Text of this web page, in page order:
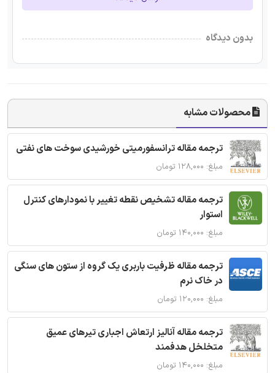
بدون دیدگاه
محصولات مشابه
ترجمه مقاله ترانسفورمیتی خورشیدی سوخت های نفتی
مبلغ: ۱۲۸,۰۰۰ تومان
ترجمه مقاله تشخیص نقطه تغییر با نمودارهای کنترل
استوار
مبلغ: ۱۴۰,۰۰۰ تومان
ترجمه مقاله ظرفیت باربری یک گروه از ستون های سنگی
در خاک نرم
مبلغ: ۱۲۰,۰۰۰ تومان
ترجمه مقاله آنالیز ارتعاش اجباری تیرهای عمیق
متخلخل هدفمند
مبلغ: ۱۴۰,۰۰۰ تومان